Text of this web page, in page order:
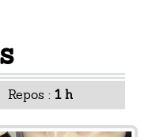
Repos : 1 h